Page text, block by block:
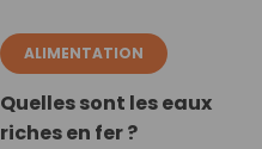
ALIMENTATION
Quelles sont les eaux
riches en fer ?